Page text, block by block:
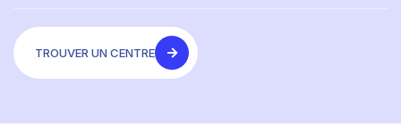
TROUVER UN CENTRE